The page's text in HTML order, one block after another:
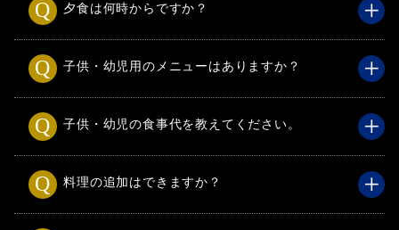
夕食は何時からですか？
子供・幼児用のメニューはありますか？
子供・幼児の食事代を教えてください。
料理の追加はできますか？